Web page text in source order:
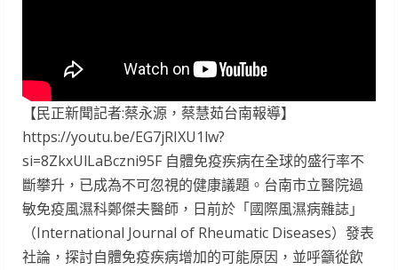
【民正新聞記者:蔡永源，蔡慧茹台南報導】
https://youtu.be/EG7jRIXU1lw?
si=8ZkxUlLaBczni95F 自體免疫疾病在全球的盛行率不
斷攀升，已成為不可忽視的健康議題。台南市立醫院過
敏免疫風濕科鄭傑夫醫師，日前於「國際風濕病雜誌」
（International Journal of Rheumatic Diseases）發表
社論，探討自體免疫疾病增加的可能原因，並呼籲從飲